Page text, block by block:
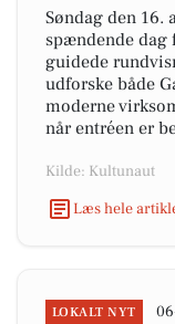
Søndag den 16.
spændende dag
guidede
udforske både
moderne
når entréen er
Kilde: Kultunaut
Læs hele
LOKALT NYT